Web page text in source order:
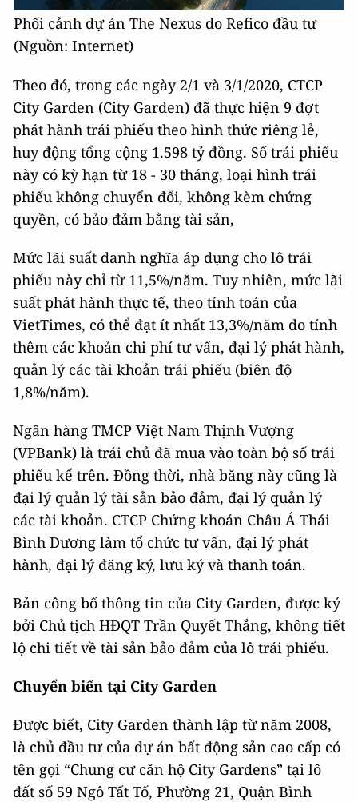
Phối cảnh dự án The Nexus do Refico đầu tư
(Nguồn: Internet)
Theo đó, trong các ngày 2/1 và 3/1/2020, CTCP
City Garden (City Garden) đã thực hiện 9 đợt
phát hành trái phiếu theo hình thức riêng lẻ,
huy động tổng cộng 1.598 tỷ đồng. Số trái phiếu
này có kỳ hạn từ 18 - 30 tháng, loại hình trái
phiếu không chuyển đổi, không kèm chứng
quyền, có bảo đảm bằng tài sản,
Mức lãi suất danh nghĩa áp dụng cho lô trái
phiếu này chỉ từ 11,5%/năm. Tuy nhiên, mức lãi
suất phát hành thực tế, theo tính toán của
VietTimes, có thể đạt ít nhất 13,3%/năm do tính
thêm các khoản chi phí tư vấn, đại lý phát hành,
quản lý các tài khoản trái phiếu (biên độ
1,8%/năm).
Ngân hàng TMCP Việt Nam Thịnh Vượng
(VPBank) là trái chủ đã mua vào toàn bộ số trái
phiếu kể trên. Đồng thời, nhà băng này cũng là
đại lý quản lý tài sản bảo đảm, đại lý quản lý
các tài khoản. CTCP Chứng khoán Châu Á Thái
Bình Dương làm tổ chức tư vấn, đại lý phát
hành, đại lý đăng ký, lưu ký và thanh toán.
Bản công bố thông tin của City Garden, được ký
bởi Chủ tịch HĐQT Trần Quyết Thắng, không tiết
lộ chi tiết về tài sản bảo đảm của lô trái phiếu.
Chuyển biến tại City Garden
Được biết, City Garden thành lập từ năm 2008,
là chủ đầu tư của dự án bất động sản cao cấp có
tên gọi “Chung cư căn hộ City Gardens” tại lô
đất số 59 Ngô Tất Tố, Phường 21, Quận Bình